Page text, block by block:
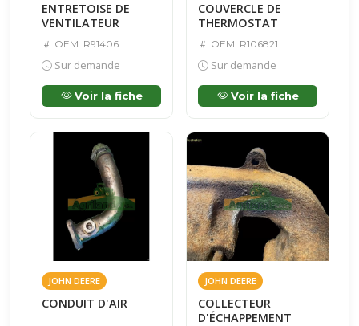
ENTRETOISE DE
VENTILATEUR
OEM: R91406
Sur demande
Voir la fiche
COUVERCLE DE
THERMOSTAT
OEM: R106821
Sur demande
Voir la fiche
JOHN DEERE
CONDUIT D'AIR
JOHN DEERE
COLLECTEUR
D'ÉCHAPPEMENT